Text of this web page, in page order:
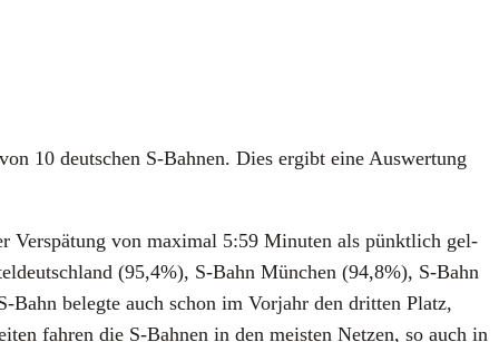
10 deut­schen S‑Bahnen. Dies ergibt eine Aus­wer­tung
Ver­spä­tung von maxi­mal 5:59 Minu­ten als pünkt­lich gel­
(95,4%), S‑Bahn Mün­chen (94,8%), S‑Bahn
beleg­te auch schon im Vor­jahr den drit­ten Platz,
fah­ren die S‑Bahnen in den meis­ten Net­zen, so auch in